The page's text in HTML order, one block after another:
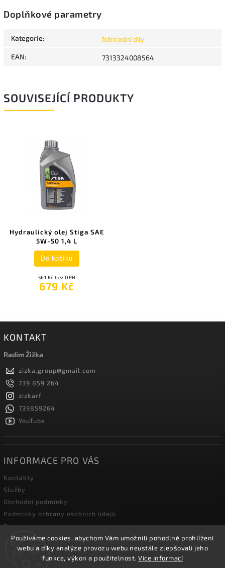
Používáme cookies, abychom Vám umožnili pohodlné prohlížení
webu a díky analýze provozu webu neustále zlepšovali jeho
funkce, výkon a použitelnost. Více informací
Doplňkové parametry
Kategorie: Náhradní díly
EAN: 7313324008564
SOUVISEJÍCÍ PRODUKTY
Hydraulický olej Stiga SAE
5W-50 1,4 L
561 Kč bez DPH
679 Kč
Do košíku
KONTAKT
Radim Žižka
zizka.group@gmail.com
739 859 264
zizkarf
739859264
YouTube
INFORMACE PRO VÁS
Kontakty
Služby
Obchodní podmínky
Podmínky ochrany osobních údajů
Doprava
Blog zahradní techniky